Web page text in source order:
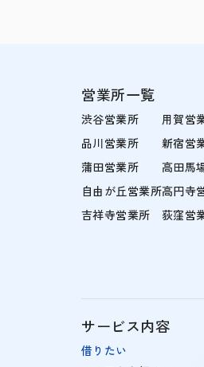
営業所一覧
渋谷営業所
品川営業所
蒲田営業所
自由が丘営業所
吉祥寺営業所
用賀営
新宿営
高田馬
高円寺
荻窪営
サービス内容
借りたい